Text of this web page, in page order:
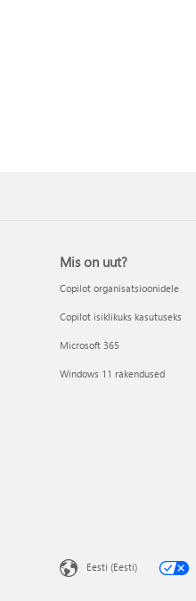
Mis on uut?
Copilot organisatsioonidele
Copilot isiklikuks kasutuseks
Microsoft 365
Windows 11 rakendused
Eesti (Eesti)